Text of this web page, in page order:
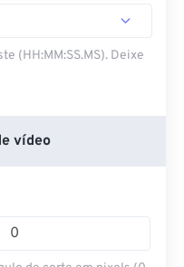
(HH:MM:SS.MS). Deixe
vídeo